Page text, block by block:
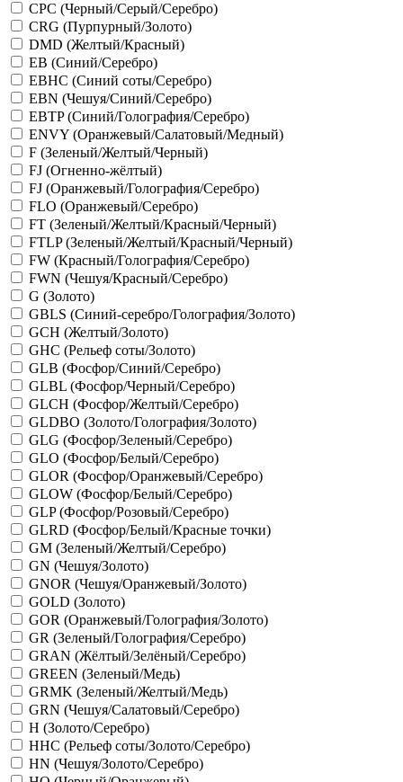
CPC (Черный/Серый/Серебро)
CRG (Пурпурный/Золото)
DMD (Желтый/Красный)
EB (Синий/Серебро)
EBHC (Синий соты/Серебро)
EBN (Чешуя/Синий/Серебро)
EBTP (Синий/Голография/Серебро)
ENVY (Оранжевый/Салатовый/Медный)
F (Зеленый/Желтый/Черный)
FJ (Огненно-жёлтый)
FJ (Оранжевый/Голография/Серебро)
FLO (Оранжевый/Серебро)
FT (Зеленый/Желтый/Красный/Черный)
FTLP (Зеленый/Желтый/Красный/Черный)
FW (Красный/Голография/Серебро)
FWN (Чешуя/Красный/Серебро)
G (Золото)
GBLS (Синий-серебро/Голография/Золото)
GCH (Желтый/Золото)
GHC (Рельеф соты/Золото)
GLB (Фосфор/Синий/Серебро)
GLBL (Фосфор/Черный/Серебро)
GLCH (Фосфор/Желтый/Серебро)
GLDBO (Золото/Голография/Золото)
GLG (Фосфор/Зеленый/Серебро)
GLO (Фосфор/Белый/Серебро)
GLOR (Фосфор/Оранжевый/Серебро)
GLOW (Фосфор/Белый/Серебро)
GLP (Фосфор/Розовый/Серебро)
GLRD (Фосфор/Белый/Красные точки)
GM (Зеленый/Желтый/Серебро)
GN (Чешуя/Золото)
GNOR (Чешуя/Оранжевый/Золото)
GOLD (Золото)
GOR (Оранжевый/Голография/Золото)
GR (Зеленый/Голография/Серебро)
GRAN (Жёлтый/Зелёный/Серебро)
GREEN (Зеленый/Медь)
GRMK (Зеленый/Желтый/Медь)
GRN (Чешуя/Салатовый/Серебро)
H (Золото/Серебро)
HHC (Рельеф соты/Золото/Серебро)
HN (Чешуя/Золото/Серебро)